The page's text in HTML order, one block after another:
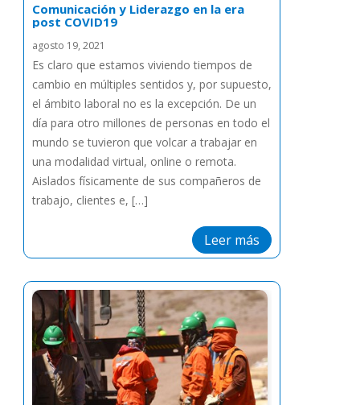
Comunicación y Liderazgo en la era
post COVID19
agosto 19, 2021
Es claro que estamos viviendo tiempos de
cambio en múltiples sentidos y, por supuesto,
el ámbito laboral no es la excepción. De un
día para otro millones de personas en todo el
mundo se tuvieron que volcar a trabajar en
una modalidad virtual, online o remota.
Aislados físicamente de sus compañeros de
trabajo, clientes e, […]
Leer más